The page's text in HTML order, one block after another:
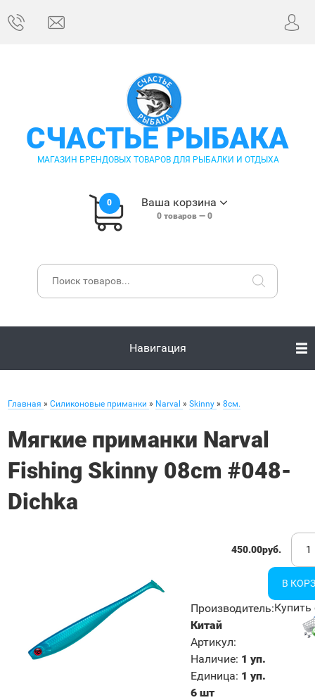
СЧАСТЬЕ РЫБАКА
МАГАЗИН БРЕНДОВЫХ ТОВАРОВ ДЛЯ РЫБАЛКИ И ОТДЫХА
0 Ваша корзина
0товаров — 0
Навигация
Главная » Силиконовые приманки » Narval » Skinny » 8см.
Мягкие приманки Narval
Fishing Skinny 08cm #048-
Dichka
450.00руб.
Производитель:
Китай
Артикул:
Наличие: 1 уп.
Единица: 1 уп.
6 шт
Купить